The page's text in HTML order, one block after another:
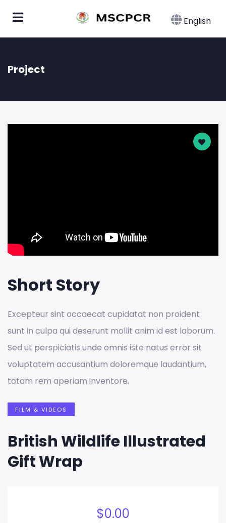
English
Project
Short Story
Excepteur sint occaecat cupidatat non proident
sunt in culpa qui deserunt mollit anim id est laborum.
Sed ut perspiciatis unde omnis iste natus error sit
voluptatem accusantium doloremque laudantium,
totam rem aperiam inventore.
FILM & VIDEOS
British Wildlife Illustrated
Gift Wrap
$0.00